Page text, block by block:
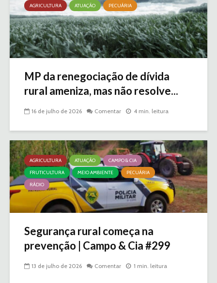
AGRICULTURA ATUAÇÃO PECUÁRIA
MP da renegociação de dívida
rural ameniza, mas não resolve...
16 de julho de 2026 Comentar 4 min. leitura
AGRICULTURA ATUAÇÃO
CAMPO & CIA
FRUTICULTURA
MEIO AMBIENTE
PECUÁRIA
RÁDIO
Segurança rural começa na
prevenção | Campo & Cia #299
13 de julho de 2026 Comentar 1 min. leitura